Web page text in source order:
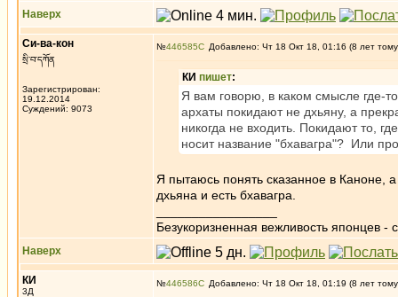
Наверх
Си-ва-кон
སྲི་བ་དཀོན
Зарегистрирован:
19.12.2014
Суждений: 9073
№446585 Добавлено: Чт 18 Окт 18, 01:16 (8 лет
КИ пишет:
Я вам говорю, в каком смысле где-
архаты покидают не дхьяну, а
никогда не входить. Покидают то,
носит название "бхавагра"? Или
Я пытаюсь понять сказанное в Каноне,
дхьяна и есть бхавагра.
Безукоризненная вежливость японцев -
Наверх
КИ
3Д
№446586 Добавлено: Чт 18 Окт 18, 01:19 (8 лет